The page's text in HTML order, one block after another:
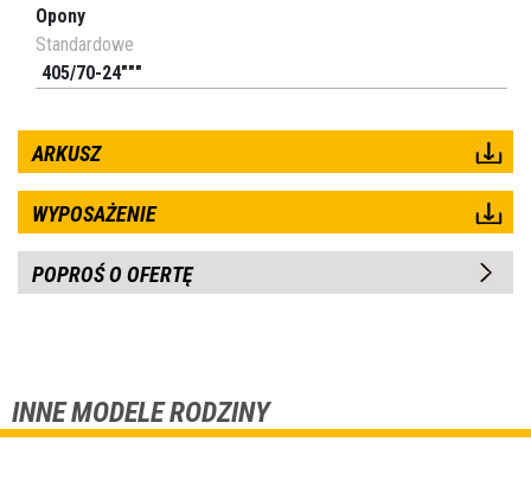
Opony
Standardowe
405/70-24"""
ARKUSZ
WYPOSAŻENIE
POPROŚ O OFERTĘ
INNE MODELE RODZINY